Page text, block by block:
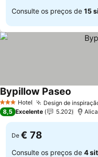
Consulte os preços de 15
3 EstrelasHotel Design de
Bypillow Paseo
8,5 Excelente 5.202
De € 78
Consulte os preços de 4